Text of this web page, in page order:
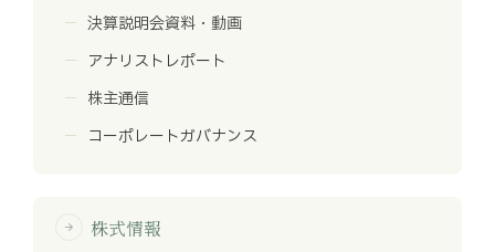
決算説明会資料・動画
アナリストレポート
株主通信
コーポレートガバナンス
arrow_forward 株式情報